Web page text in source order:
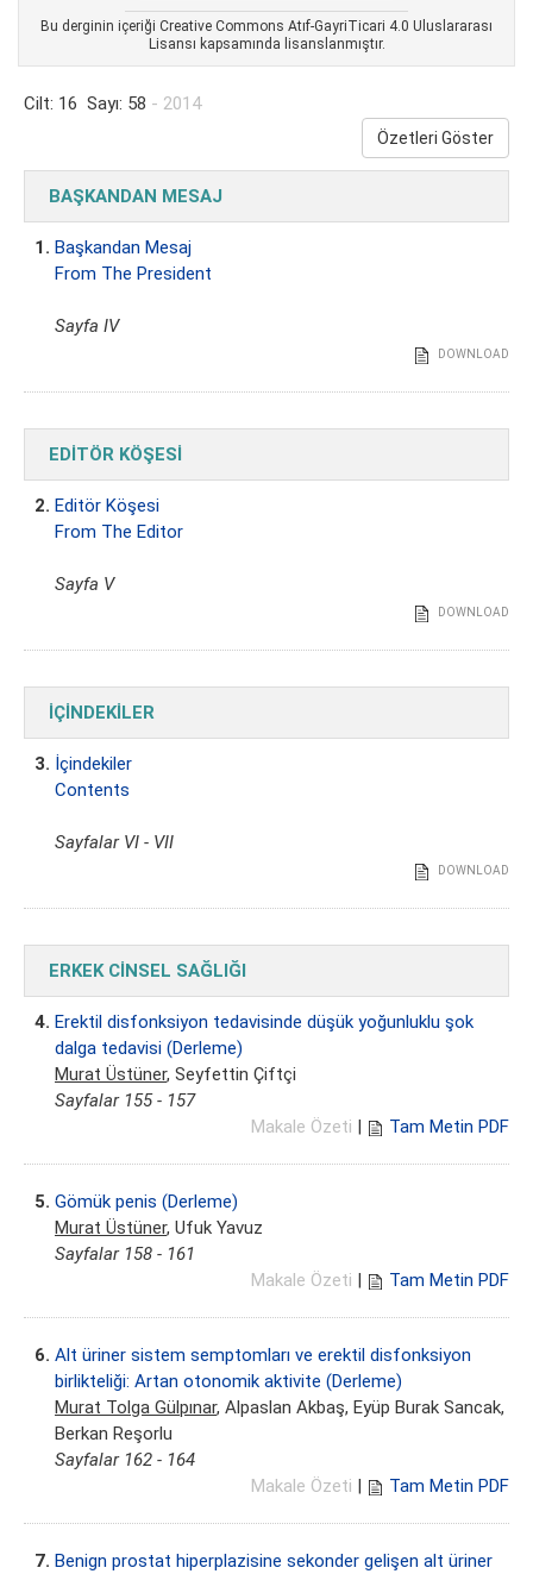
Bu derginin içeriği Creative Commons Atıf-GayriTicari 4.0 Uluslararası
Lisansı kapsamında lisanslanmıştır.
Cilt: 16 Sayı: 58 - 2014
Özetleri Göster
BAŞKANDAN MESAJ
1. Başkandan Mesaj
From The President
Sayfa IV
DOWNLOAD
EDİTÖR KÖŞESİ
2. Editör Köşesi
From The Editor
Sayfa V
DOWNLOAD
İÇİNDEKİLER
3. İçindekiler
Contents
Sayfalar VI - VII
DOWNLOAD
ERKEK CİNSEL SAĞLIĞI
4. Erektil disfonksiyon tedavisinde düşük yoğunluklu şok
dalga tedavisi (Derleme)
Murat Üstüner, Seyfettin Çiftçi
Sayfalar 155 - 157
Makale Özeti
Tam Metin PDF
5. Gömük penis (Derleme)
Murat Üstüner, Ufuk Yavuz
Sayfalar 158 - 161
Makale Özeti
Tam Metin PDF
6. Alt üriner sistem semptomları ve erektil disfonksiyon
birlikteliği: Artan otonomik aktivite (Derleme)
Murat Tolga Gülpınar, Alpaslan Akbaş, Eyüp Burak Sancak,
Berkan Reşorlu
Sayfalar 162 - 164
Makale Özeti
Tam Metin PDF
7. Benign prostat hiperplazisine sekonder gelişen alt üriner